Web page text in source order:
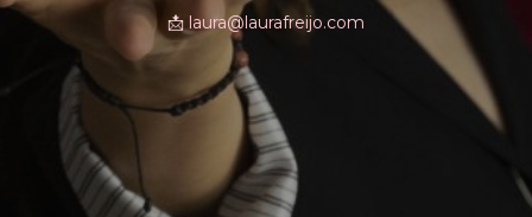
📩 laura@laurafreijo.com